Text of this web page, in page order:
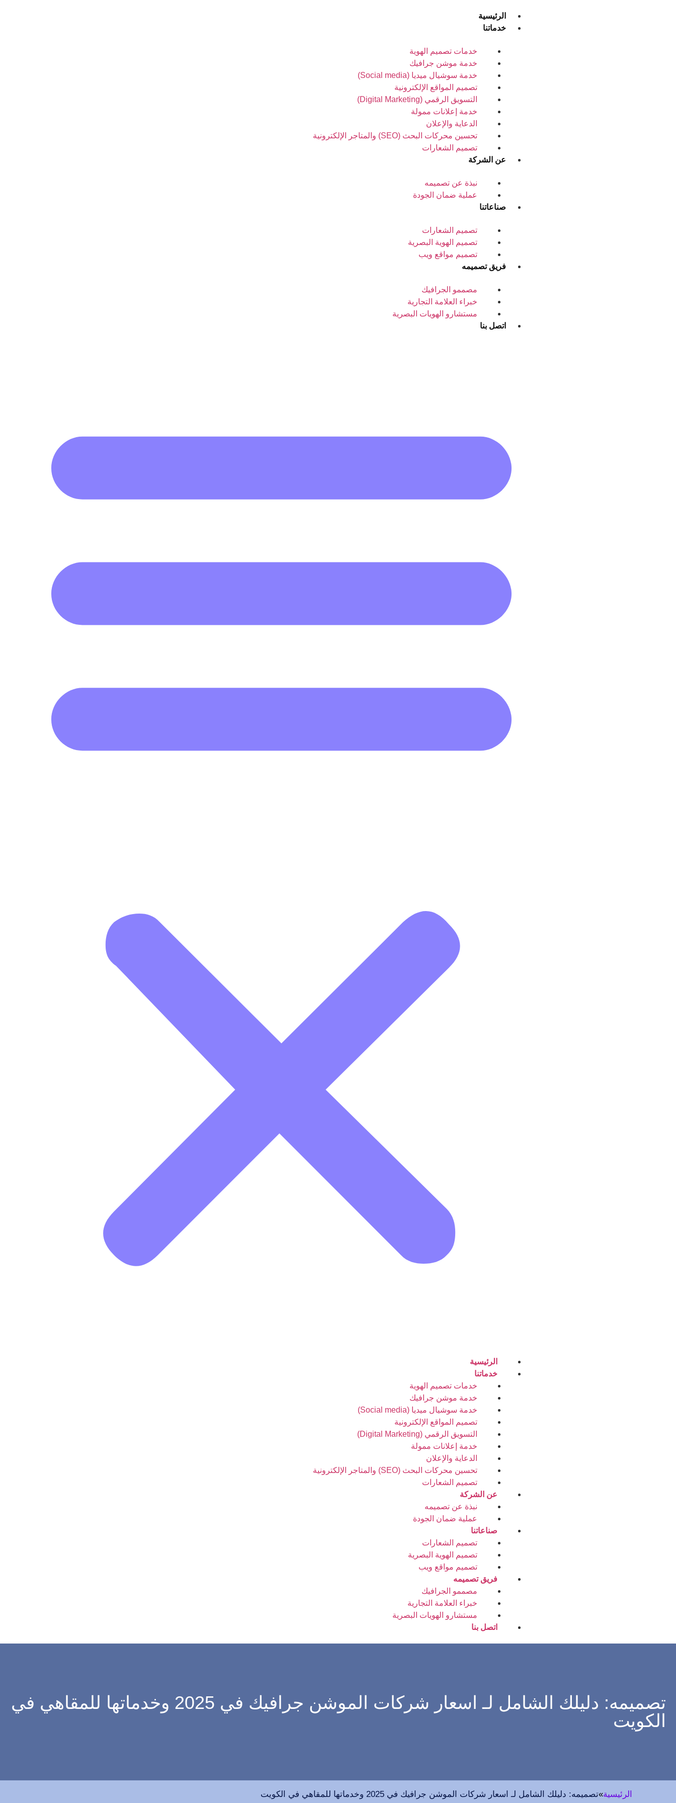
الرئيسية
خدماتنا
خدمات تصميم الهوية
خدمة موشن جرافيك
خدمة سوشيال ميديا (Social media)
تصميم المواقع الإلكترونية
التسويق الرقمي (Digital Marketing)
خدمة إعلانات ممولة
الدعاية والإعلان
تحسين محركات البحث (SEO) والمتاجر الإلكترونية
تصميم الشعارات
عن الشركة
نبذة عن تصميمه
عملية ضمان الجودة
صناعاتنا
تصميم الشعارات
تصميم الهوية البصرية
تصميم مواقع ويب
فريق تصميمه
مصممو الجرافيك
خبراء العلامة التجارية
مستشارو الهويات البصرية
اتصل بنا
الرئيسية
خدماتنا
خدمات تصميم الهوية
خدمة موشن جرافيك
خدمة سوشيال ميديا (Social media)
تصميم المواقع الإلكترونية
التسويق الرقمي (Digital Marketing)
خدمة إعلانات ممولة
الدعاية والإعلان
تحسين محركات البحث (SEO) والمتاجر الإلكترونية
تصميم الشعارات
عن الشركة
نبذة عن تصميمه
عملية ضمان الجودة
صناعاتنا
تصميم الشعارات
تصميم الهوية البصرية
تصميم مواقع ويب
فريق تصميمه
مصممو الجرافيك
خبراء العلامة التجارية
مستشارو الهويات البصرية
اتصل بنا
تصميمه: دليلك الشامل لـ اسعار شركات الموشن جرافيك في 2025 وخدماتها للمقاهي في
الكويت
الرئيسية»تصميمه: دليلك الشامل لـ اسعار شركات الموشن جرافيك في 2025 وخدماتها للمقاهي في الكويت